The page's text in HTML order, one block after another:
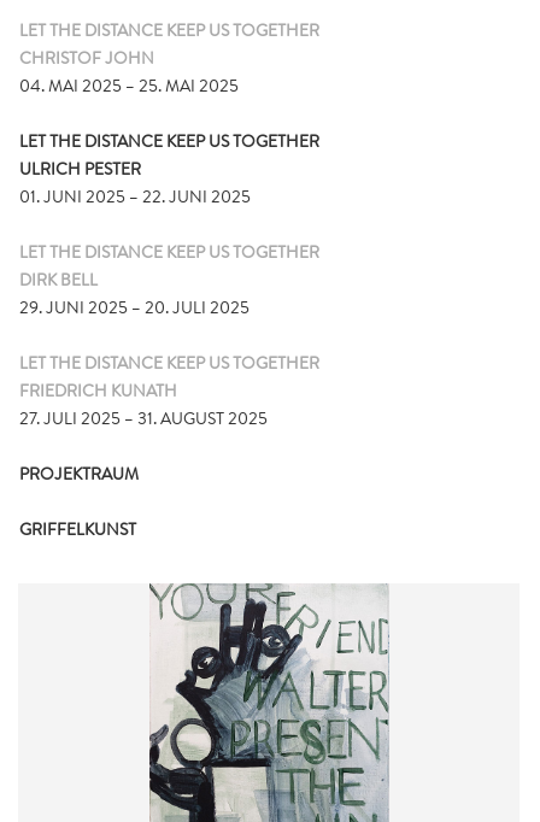
LET THE DISTANCE KEEP US TOGETHER
CHRISTOF JOHN
04. MAI 2025 – 25. MAI 2025
LET THE DISTANCE KEEP US TOGETHER
ULRICH PESTER
01. JUNI 2025 – 22. JUNI 2025
LET THE DISTANCE KEEP US TOGETHER
DIRK BELL
29. JUNI 2025 – 20. JULI 2025
LET THE DISTANCE KEEP US TOGETHER
FRIEDRICH KUNATH
27. JULI 2025 – 31. AUGUST 2025
PROJEKTRAUM
GRIFFELKUNST